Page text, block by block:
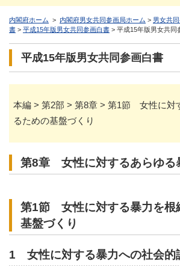
内閣府ホーム > 内閣府男女共同参画局ホーム > 男女共
書 > 平成15年版男女共同参画白書 > 平成15年版男女共同
平成15年版男女共同参画白書
本編 > 第2部 > 第8章 > 第1節 女性に対
るための基盤づくり
第8章 女性に対するあらゆる
第1節 女性に対する暴力を根
基盤づくり
1 女性に対する暴力への社会的